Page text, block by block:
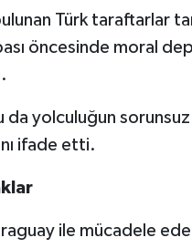
Türk taraftarlar
öncesinde moral
da yolculuğun
ifade etti.
ile mücadele